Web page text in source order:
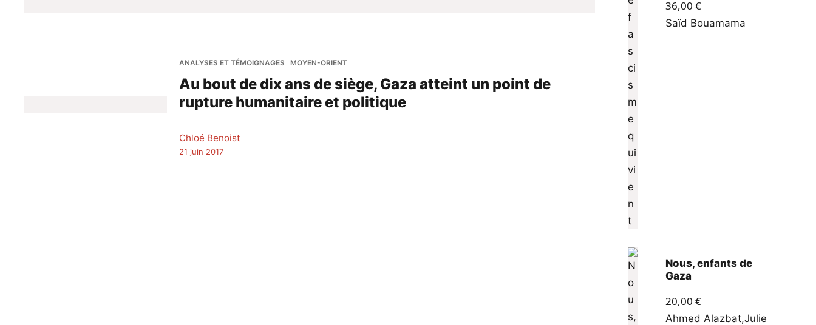
ANALYSES ET TÉMOIGNAGES MOYEN-ORIENT
Au bout de dix ans de siège, Gaza atteint un point de
rupture humanitaire et politique
Chloé Benoist
21 juin 2017
36,00 €
Saïd Bouamama
Nous, enfants de
Gaza
20,00 €
Ahmed Alazbat,Julie